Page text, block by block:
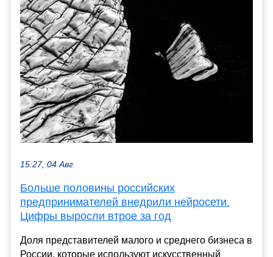
15:27, 04 Авг
Больше половины российских
предпринимателей внедрили нейросети.
Цифры выросли втрое за год
Доля представителей малого и среднего бизнеса в
России, которые используют искусственный